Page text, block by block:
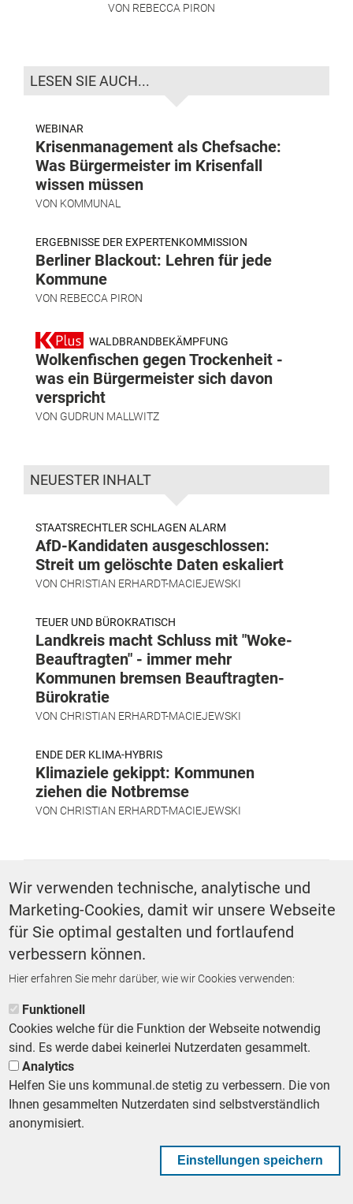
VON REBECCA PIRON
LESEN SIE AUCH...
WEBINAR
Krisenmanagement als Chefsache:
Was Bürgermeister im Krisenfall
wissen müssen
VON KOMMUNAL
ERGEBNISSE DER EXPERTENKOMMISSION
Berliner Blackout: Lehren für jede
Kommune
VON REBECCA PIRON
WALDBRANDBEKÄMPFUNG
Wolkenfischen gegen Trockenheit -
was ein Bürgermeister sich davon
verspricht
VON GUDRUN MALLWITZ
NEUESTER INHALT
STAATSRECHTLER SCHLAGEN ALARM
AfD-Kandidaten ausgeschlossen:
Streit um gelöschte Daten eskaliert
VON CHRISTIAN ERHARDT-MACIEJEWSKI
TEUER UND BÜROKRATISCH
Landkreis macht Schluss mit "Woke-
Beauftragten" - immer mehr
Kommunen bremsen Beauftragten-
Bürokratie
VON CHRISTIAN ERHARDT-MACIEJEWSKI
ENDE DER KLIMA-HYBRIS
Klimaziele gekippt: Kommunen
ziehen die Notbremse
VON CHRISTIAN ERHARDT-MACIEJEWSKI
Katastrophenschutz
ZURÜCK ZUR STARTSEITE
Footer First Navigation
MESSE KOMMUNAL LESERSERVICE AGB DATENSCHUTZ
IMPRESSUM
KOMMUNALBESCHAFFUNG
Footer Second Navigation
Wir verwenden technische, analytische und
Marketing-Cookies, damit wir unsere Webseite
für Sie optimal gestalten und fortlaufend
verbessern können.
Hier erfahren Sie mehr darüber, wie wir Cookies verwenden:
Funktionell
Cookies welche für die Funktion der Webseite notwendig
sind. Es werde dabei keinerlei Nutzerdaten gesammelt.
Analytics
Helfen Sie uns kommunal.de stetig zu verbessern. Die von
Ihnen gesammelten Nutzerdaten sind selbstverständlich
anonymisiert.
Einstellungen speichern